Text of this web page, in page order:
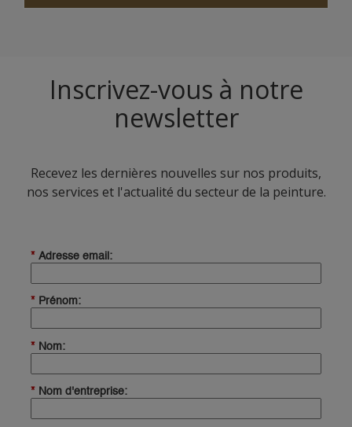
Inscrivez-vous à notre
newsletter
Recevez les dernières nouvelles sur nos produits,
nos services et l'actualité du secteur de la peinture.